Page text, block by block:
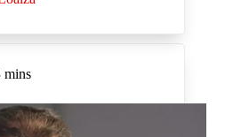
mins